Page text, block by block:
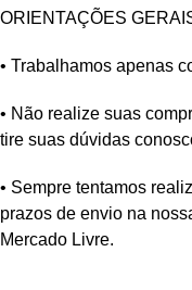
ORIENTAÇÕES
• Trabalhamos apenas
• Não realize suas
tire suas dúvidas
• Sempre tentamos
prazos de envio na
Mercado Livre.